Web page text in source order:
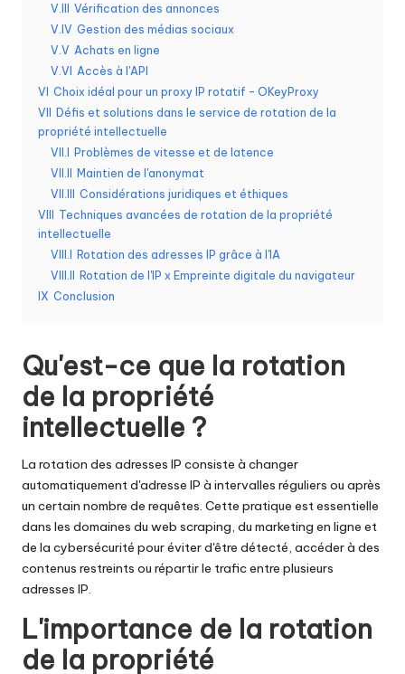
-
e
P
o
x
y
V.III Vérification des annonces
V.IV Gestion des médias sociaux
V.V Achats en ligne
V.VI Accès à l'API
VI Choix idéal pour un proxy IP rotatif - OKeyProxy
VII Défis et solutions dans le service de rotation de la
propriété intellectuelle
VII.I Problèmes de vitesse et de latence
VII.II Maintien de l'anonymat
VII.III Considérations juridiques et éthiques
VIII Techniques avancées de rotation de la propriété
intellectuelle
VIII.I Rotation des adresses IP grâce à l'IA
VIII.II Rotation de l'IP x Empreinte digitale du navigateur
IX Conclusion
Qu'est-ce que la rotation
de la propriété
intellectuelle ?
La rotation des adresses IP consiste à changer
automatiquement d'adresse IP à intervalles réguliers ou après
un certain nombre de requêtes. Cette pratique est essentielle
dans les domaines du web scraping, du marketing en ligne et
de la cybersécurité pour éviter d'être détecté, accéder à des
contenus restreints ou répartir le trafic entre plusieurs
adresses IP.
L'importance de la rotation
de la propriété